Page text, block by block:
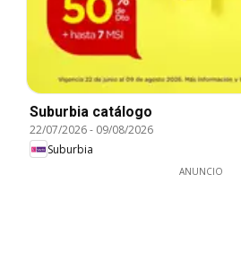
Suburbia catálogo
22/07/2026- 09/08/2026
Suburbia
ANUNCIO